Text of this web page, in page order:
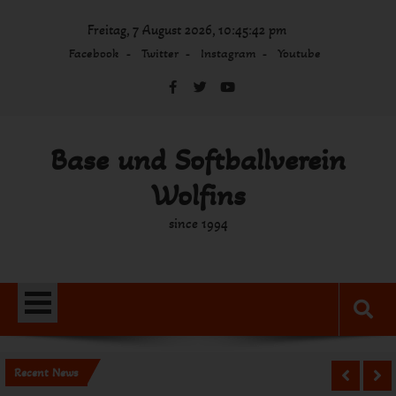
Freitag, 7 August 2026, 10:45:42 pm
Facebook Twitter Instagram Youtube
Base und Softballverein
Wolfins
since 1994
Recent News